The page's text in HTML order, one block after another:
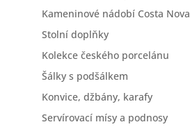
Kameninové nádobí Costa Nova
Stolní doplňky
Kolekce českého porcelánu
Šálky s podšálkem
Konvice, džbány, karafy
Servírovací mísy a podnosy